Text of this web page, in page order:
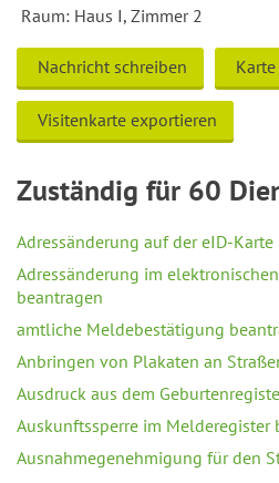
Raum: Haus I, Zimmer 2
Nachricht schreiben
Visitenkarte exportieren
Zuständig für 60
Adressänderung auf der eID-
Adressänderung im
beantragen
amtliche Meldebestätigung
Anbringen von Plakaten an
Ausdruck aus dem
Auskunftssperre im Melderegister
Ausnahmegenehmigung für den